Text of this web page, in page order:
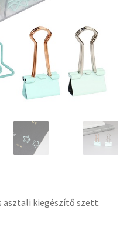
asztali kiegészítő szett.